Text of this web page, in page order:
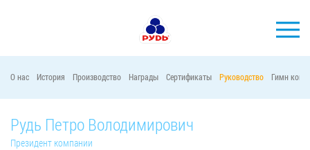
ПРОДУКЦИЯ
О нас История Производство Награды Сертификаты Руководство Гимн
Рудь Петро Володимирович
Президент компании